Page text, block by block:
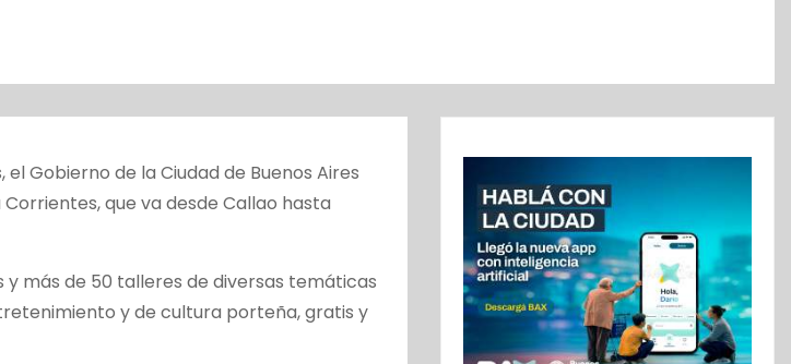
Gobierno de la Ciudad de Buenos Aires
que va desde Callao hasta
y más de 50 talleres de diversas temáticas
y de cultura porteña, gratis y